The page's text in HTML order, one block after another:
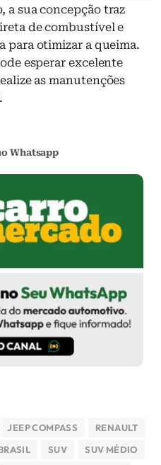
a sua concepção traz
de combustível e
para otimizar a queima.
esperar excelente
as manutenções
Whatsapp
JEEP COMPASS
RENAULT
SUV
SUV MÉDIO